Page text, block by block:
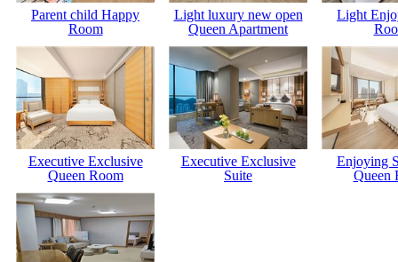
Parent child Happy
Room
Light luxury new open
Queen Apartment
Light
Executive Exclusive
Queen Room
Executive Exclusive
Suite
Enjoying
Queen